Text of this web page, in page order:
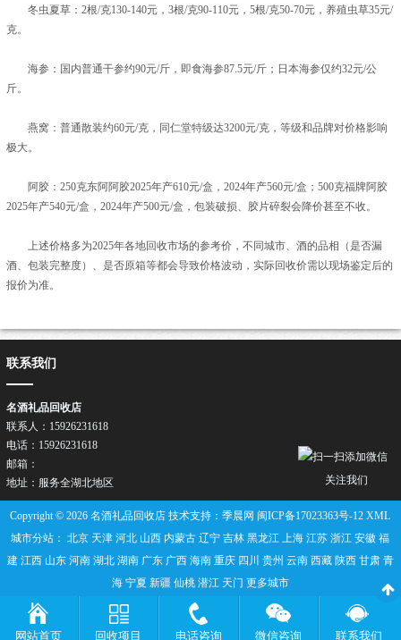
冬虫夏草：2根/克130-140元，3根/克90-110元，5根/克50-70元，养殖虫草35元/
克。
海参：国内普通干参约90元/斤，即食海参87.5元/斤；日本海参仅约32元/公
斤。
燕窝：普通散装约60元/克，同仁堂特级达3200元/克，等级和品牌对价格影响
极大。
阿胶：250克东阿阿胶2025年产610元/盒，2024年产560元/盒；500克福牌阿胶
2025年产540元/盒，2024年产500元/盒，包装破损、胶片碎裂会降价甚至不收。
上述价格多为2025年各地回收市场的参考价，不同城市、酒的品相（是否漏
酒、包装完整度）、是否原箱等都会导致价格波动，实际回收价需以现场鉴定后的
报价为准。
关注我们
联系我们
名酒礼品回收店
联系人：15926231618
电话：15926231618
邮箱：
地址：服务全湖北地区
Copyright © 2026 名酒礼品回收店 技术支持：季晨网闽ICP备17023363号-12 XML
城市分站：北京 天津 河北 山西 内蒙古 辽宁 吉林 黑龙江 上海 江苏 浙江 安徽 福
建 江西 山东 河南 湖北 湖南 广东 广西 海南 重庆 四川 贵州 云南 西藏 陕西 甘肃 青
海 宁夏 新疆 仙桃 潜江 天门 更多城市
网站首页 回收项目 电话咨询 微信咨询 联系我们